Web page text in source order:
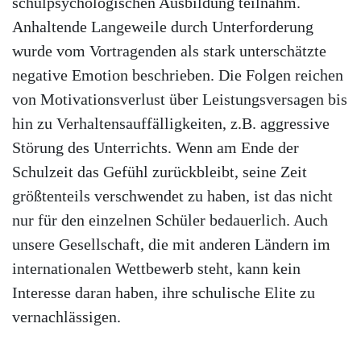
Anhaltende Langeweile durch Unterforderung
wurde vom Vortragenden als stark unterschätzte
negative Emotion beschrieben. Die Folgen reichen
von Motivationsverlust über Leistungsversagen bis
hin zu Verhaltensauffälligkeiten, z.B. aggressive
Störung des Unterrichts. Wenn am Ende der
Schulzeit das Gefühl zurückbleibt, seine Zeit
größtenteils verschwendet zu haben, ist das nicht
nur für den einzelnen Schüler bedauerlich. Auch
unsere Gesellschaft, die mit anderen Ländern im
internationalen Wettbewerb steht, kann kein
Interesse daran haben, ihre schulische Elite zu
vernachlässigen.